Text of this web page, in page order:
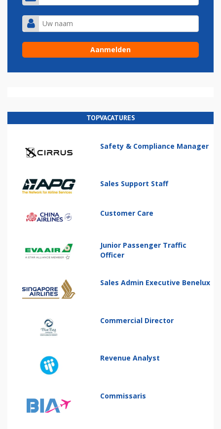
TOPVACATURES
Safety & Compliance Manager
Sales Support Staff
Customer Care
Junior Passenger Traffic
Officer
Sales Admin Executive Benelux
Commercial Director
Revenue Analyst
Commissaris